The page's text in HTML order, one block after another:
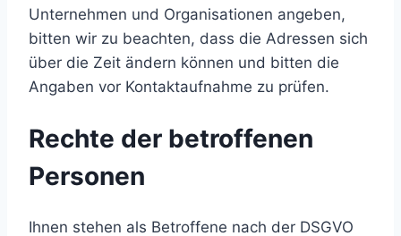
Unternehmen und Organisationen angeben,
bitten wir zu beachten, dass die Adressen sich
über die Zeit ändern können und bitten die
Angaben vor Kontaktaufnahme zu prüfen.
Rechte der betroffenen
Personen
Ihnen stehen als Betroffene nach der DSGVO